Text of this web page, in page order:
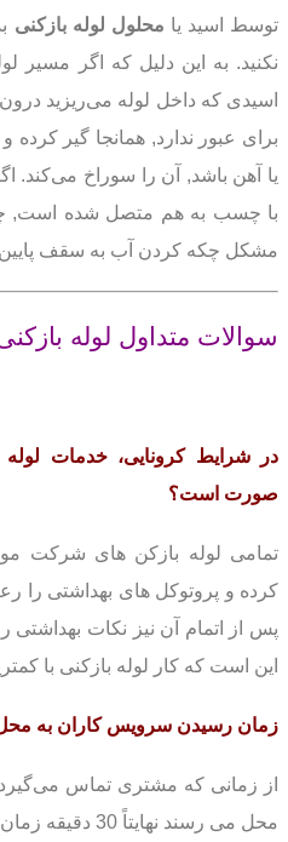
توسط اسید یا محلول لوله بازکنی
نکنید. به این دلیل که اگر مسیر
اسیدی که داخل لوله می‌ریزید
برای عبور ندارد, همانجا گیر
یا آهن باشد, آن را سوراخ می‌کند.
با چسب به هم متصل شده است,
مشکل چکه کردن آب به سقف پایین
سوالات متداول لوله
در شرایط کرونایی، خدمات
صورت است؟
تمامی لوله بازکن های شرکت
کرده و پروتوکل های بهداشتی را
پس از اتمام آن نیز نکات بهداشتی
این است که کار لوله بازکنی با
زمان رسیدن سرویس کاران به
از زمانی که مشتری تماس
محل می رسند نهایتاً 30 دقیقه زمان می برد.